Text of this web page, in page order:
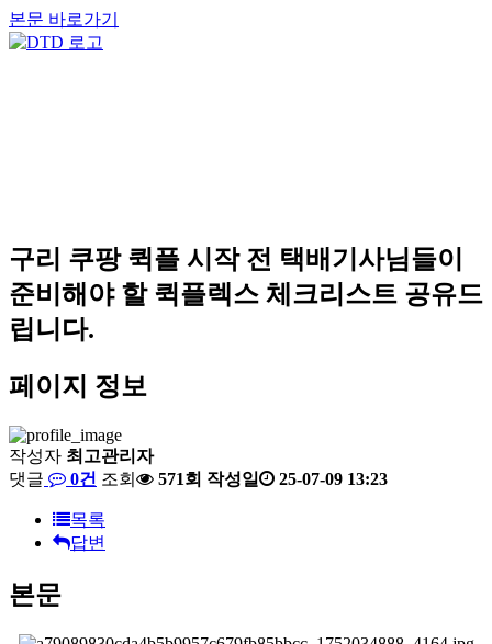
본문 바로가기
구리 쿠팡 퀵플 시작 전 택배기사님들이
준비해야 할 퀵플렉스 체크리스트 공유드
립니다.
페이지 정보
작성자 최고관리자
댓글
0건 조회 571회 작성일 25-07-09 13:23
목록
답변
본문